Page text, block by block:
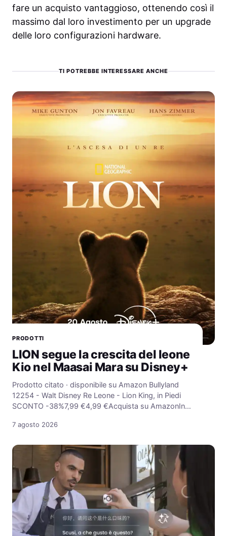
fare un acquisto vantaggioso, ottenendo così il
massimo dal loro investimento per un upgrade
delle loro configurazioni hardware.
TI POTREBBE INTERESSARE ANCHE
PRODOTTI
LION segue la crescita del leone
Kio nel Maasai Mara su Disney+
Prodotto citato · disponibile su Amazon Bullyland
12254 - Walt Disney Re Leone - Lion King, in Piedi
SCONTO -38%7,99 €4,99 €Acquista su AmazonIn…
7 agosto 2026